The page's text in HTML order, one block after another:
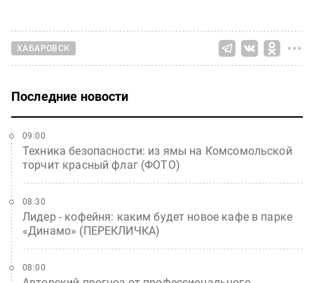
ХАБАРОВСК
Последние новости
Техника безопасности: из ямы на Комсомольской
торчит красный флаг (ФОТО)
09:00
Лидер - кофейня: каким будет новое кафе в парке
«Динамо» (ПЕРЕКЛИЧКА)
08:30
08:00